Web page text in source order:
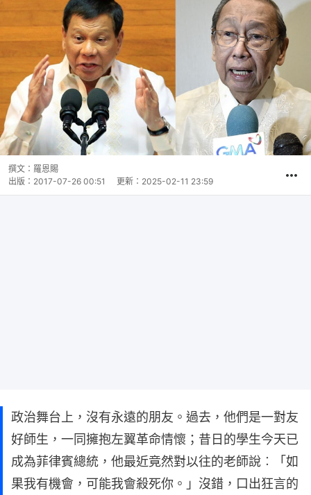
撰文： 羅恩賜
出版： 2017-07-26 00:51 更新： 2025-02-11 23:59
政治舞台上，沒有永遠的朋友。過去，他們是一對友
好師生，一同擁抱左翼革命情懷；昔日的學生今天已
成為菲律賓總統，他最近竟然對以往的老師說︰「如
果我有機會，可能我會殺死你。」沒錯，口出狂言的